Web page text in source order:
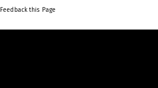
Feedback this Page